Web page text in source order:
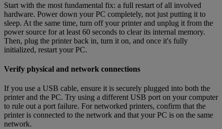
Start with the most fundamental fix: a full restart of all involved
hardware. Power down your PC completely, not just putting it to
sleep. At the same time, turn off your printer and unplug it from the
power source for at least 60 seconds to clear its internal memory.
Then, plug the printer back in, turn it on, and once it's fully
initialized, restart your PC.
Verify physical and network connections
If you use a USB cable, ensure it is securely plugged into both the
printer and the PC. Try using a different USB port on your computer
to rule out a port failure. For networked printers, confirm that the
printer is connected to the network and that your PC is on the same
network.